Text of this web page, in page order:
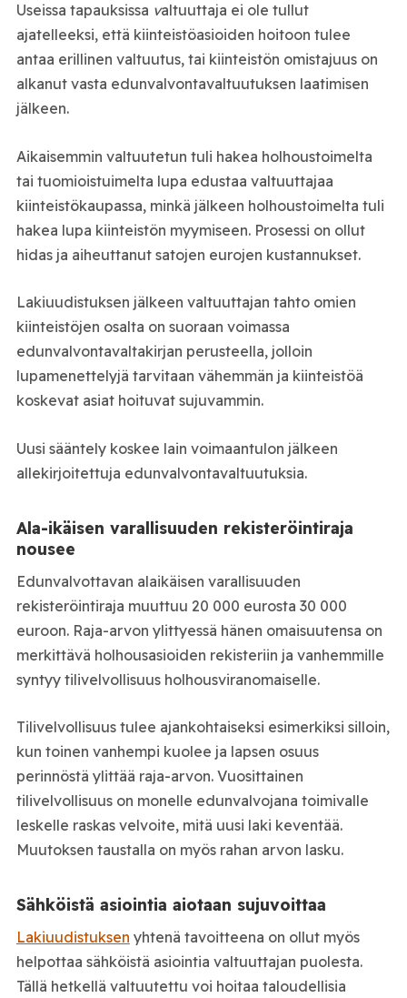
Useissa tapauksissa valtuuttaja ei ole tullut
ajatelleeksi, että kiinteistöasioiden hoitoon tulee
antaa erillinen valtuutus, tai kiinteistön omistajuus on
alkanut vasta edunvalvontavaltuutuksen laatimisen
jälkeen.
Aikaisemmin valtuutetun tuli hakea holhoustoimelta
tai tuomioistuimelta lupa edustaa valtuuttajaa
kiinteistökaupassa, minkä jälkeen holhoustoimelta tuli
hakea lupa kiinteistön myymiseen. Prosessi on ollut
hidas ja aiheuttanut satojen eurojen kustannukset.
Lakiuudistuksen jälkeen valtuuttajan tahto omien
kiinteistöjen osalta on suoraan voimassa
edunvalvontavaltakirjan perusteella, jolloin
lupamenettelyjä tarvitaan vähemmän ja kiinteistöä
koskevat asiat hoituvat sujuvammin.
Uusi sääntely koskee lain voimaantulon jälkeen
allekirjoitettuja edunvalvontavaltuutuksia.
Ala-ikäisen varallisuuden rekisteröintiraja
nousee
Edunvalvottavan alaikäisen varallisuuden
rekisteröintiraja muuttuu 20 000 eurosta 30 000
euroon. Raja-arvon ylittyessä hänen omaisuutensa on
merkittävä holhousasioiden rekisteriin ja vanhemmille
syntyy tilivelvollisuus holhousviranomaiselle.
Tilivelvollisuus tulee ajankohtaiseksi esimerkiksi silloin,
kun toinen vanhempi kuolee ja lapsen osuus
perinnöstä ylittää raja-arvon. Vuosittainen
tilivelvollisuus on monelle edunvalvojana toimivalle
leskelle raskas velvoite, mitä uusi laki keventää.
Muutoksen taustalla on myös rahan arvon lasku.
Sähköistä asiointia aiotaan sujuvoittaa
Lakiuudistuksen yhtenä tavoitteena on ollut myös
helpottaa sähköistä asiointia valtuuttajan puolesta.
Tällä hetkellä valtuutettu voi hoitaa taloudellisia